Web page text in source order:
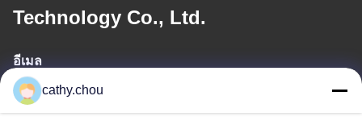
Technology Co., Ltd.
อีเมล
cathy@szhjwater.com
cathy.chou